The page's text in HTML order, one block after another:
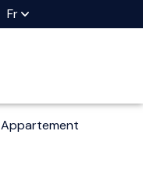
Fr
Appartement